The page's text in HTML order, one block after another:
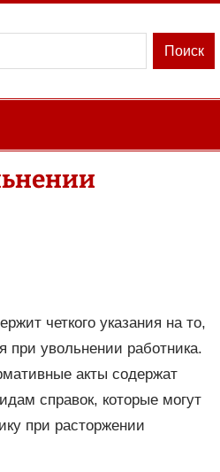
Поиск
четкого указания на то,
при увольнении работника.
акты содержат
справок, которые могут
при расторжении